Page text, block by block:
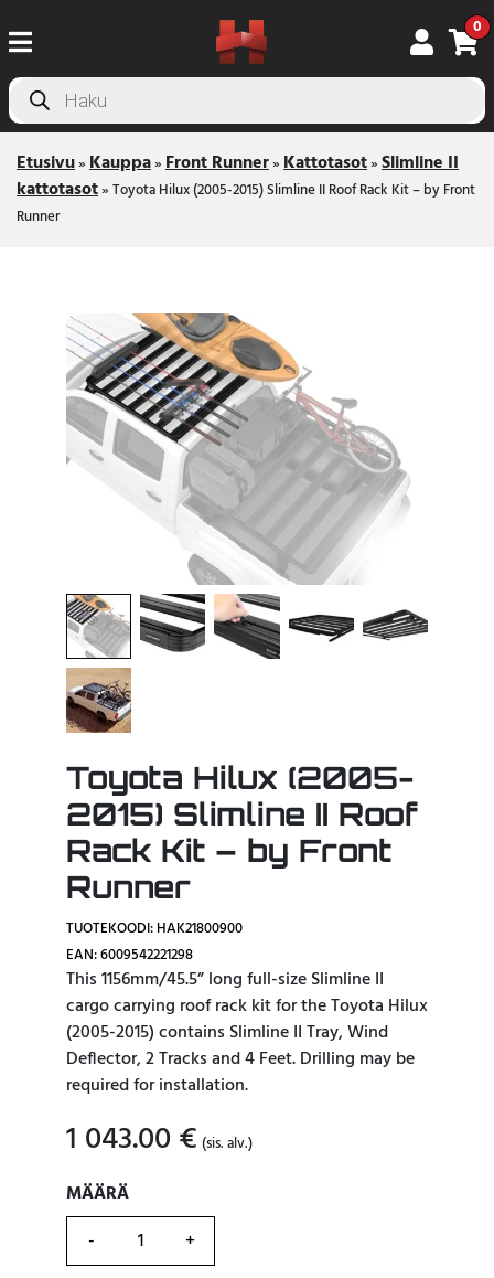
0
Products
search
Etusivu»Kauppa»Front Runner»Kattotasot»Slimline II
kattotasot»Toyota Hilux (2005-2015) Slimline II Roof Rack Kit – by Front
Runner
Toyota Hilux (2005-
2015) Slimline II Roof
Rack Kit – by Front
Runner
TUOTEKOODI: HAK21800900
EAN: 6009542221298
This 1156mm/45.5” long full-size Slimline II
cargo carrying roof rack kit for the Toyota Hilux
(2005-2015) contains Slimline II Tray, Wind
Deflector, 2 Tracks and 4 Feet. Drilling may be
required for installation.
1 043.00 € (sis. alv.)
MÄÄRÄ
MÄÄRÄ